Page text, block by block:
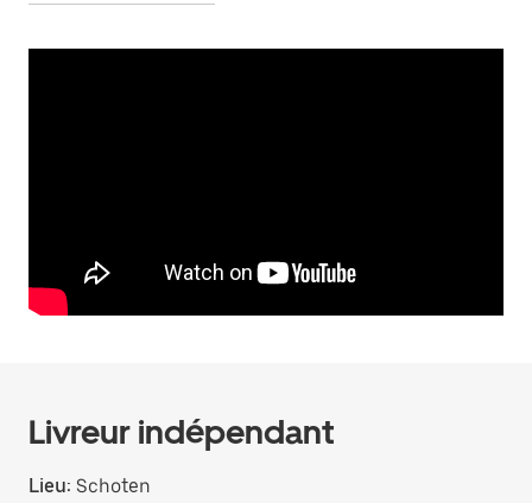
Livreur indépendant
Lieu: Schoten